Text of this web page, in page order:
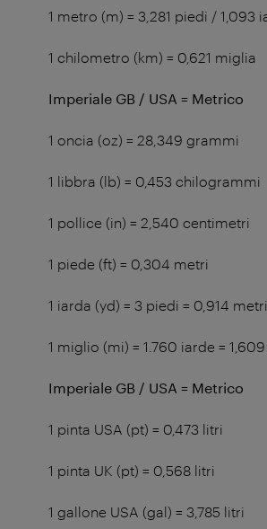
1 metro (m) = 3,281 piedi / 1,093
1 chilometro (km) = 0,621 miglia
Imperiale GB / USA = Metrico
1 oncia (oz) = 28,349 grammi
1 libbra (lb) = 0,453 chilogrammi
1 pollice (in) = 2,540 centimetri
1 piede (ft) = 0,304 metri
1 iarda (yd) = 3 piedi = 0,914 metri
1 miglio (mi) = 1.760 iarde =
Imperiale GB / USA = Metrico
1 pinta USA (pt) = 0,473 litri
1 pinta UK (pt) = 0,568 litri
1 gallone USA (gal) = 3,785 litri